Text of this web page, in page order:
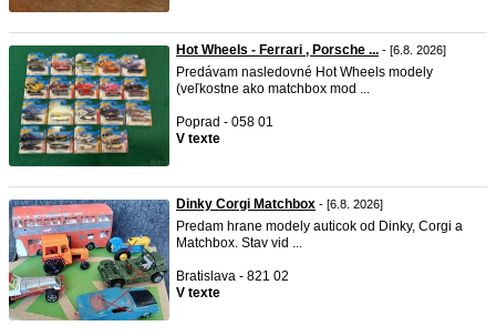
Hot Wheels - Ferrari , Porsche ... - [6.8. 2026]
Predávam nasledovné Hot Wheels modely
(veľkostne ako matchbox mod ...
Poprad - 058 01
V texte
Dinky Corgi Matchbox - [6.8. 2026]
Predam hrane modely auticok od Dinky, Corgi a
Matchbox. Stav vid ...
Bratislava - 821 02
V texte